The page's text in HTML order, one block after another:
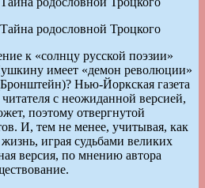
родословной Троцкого
к «солнцу русской поэзии»
имеет «демон революции»
Нью-Йоркская газета
с неожиданной версией,
поэтому отвергнутой
И, тем не менее, учитывая, как
играя судьбами великих
версия, по мнению автора